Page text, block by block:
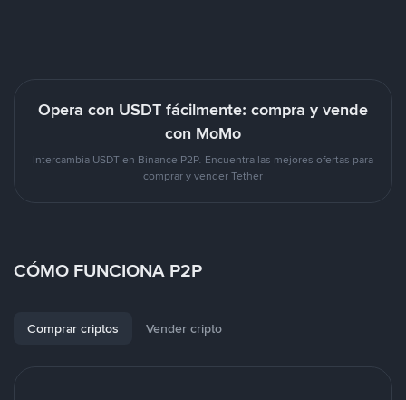
Opera con USDT fácilmente: compra y vende
con MoMo
Intercambia USDT en Binance P2P. Encuentra las mejores ofertas para
comprar y vender Tether
CÓMO FUNCIONA P2P
Comprar criptos Vender cripto